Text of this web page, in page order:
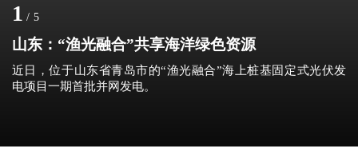
1 / 5
山东：“渔光融合”共享海洋绿色资源
近日，位于山东省青岛市的“渔光融合”海上桩基固定式光伏发
电项目一期首批并网发电。